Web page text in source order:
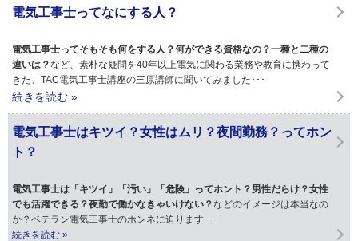
電気工事士ってなにする人？
電気工事士ってそもそも何をする人？何ができる資格なの？一種と二種の
違いは？など、素朴な疑問を40年以上電気に関わる業務や教育に携わって
きた、TAC電気工事士講座の三原講師に聞いてみました･･･
続きを読む »
電気工事士はキツイ？女性はムリ？夜間勤務？ってホン
ト？
電気工事士は「キツイ」「汚い」「危険」ってホント？男性だらけ？女性
でも活躍できる？夜勤で働かなきゃいけない？ などのイメージは本当なの
か？ベテラン電気工事士のホンネに迫ります･･･
続きを読む »